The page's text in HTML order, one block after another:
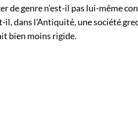
de genre n’est-il pas lui-même
il, dans l’Antiquité, une société
bien moins rigide.